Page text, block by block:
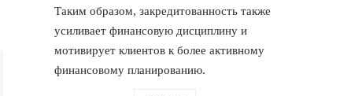
Таким образом, закредитованность также
усиливает финансовую дисциплину и
мотивирует клиентов к более активному
финансовому планированию.